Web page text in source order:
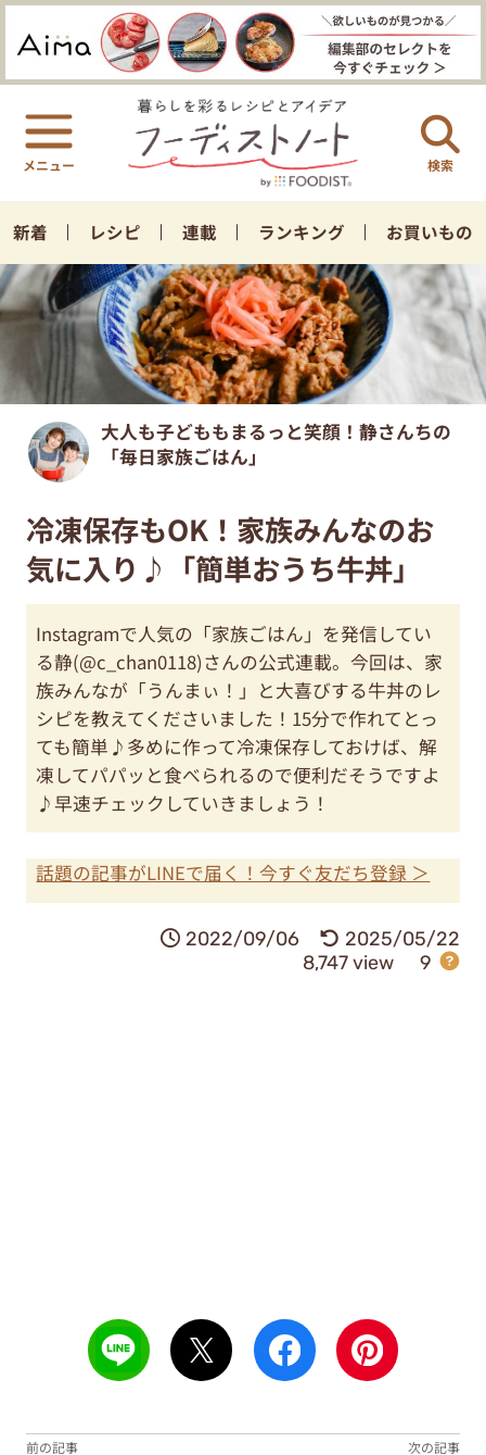
検索
新着 レシピ 連載 ランキング お買いもの
大人も子どももまるっと笑顔！静さんちの
「毎日家族ごはん」
冷凍保存もOK！家族みんなのお
気に入り♪「簡単おうち牛丼」
Instagramで人気の「家族ごはん」を発信してい
る静(@c_chan0118)さんの公式連載。今回は、家
族みんなが「うんまぃ！」と大喜びする牛丼のレ
シピを教えてくださいました！15分で作れてとっ
ても簡単♪多めに作って冷凍保存しておけば、解
凍してパパッと食べられるので便利だそうですよ
♪早速チェックしていきましょう！
話題の記事がLINEで届く！今すぐ友だち登録 ＞
2022/09/06
2025/05/22
8,747 view
9